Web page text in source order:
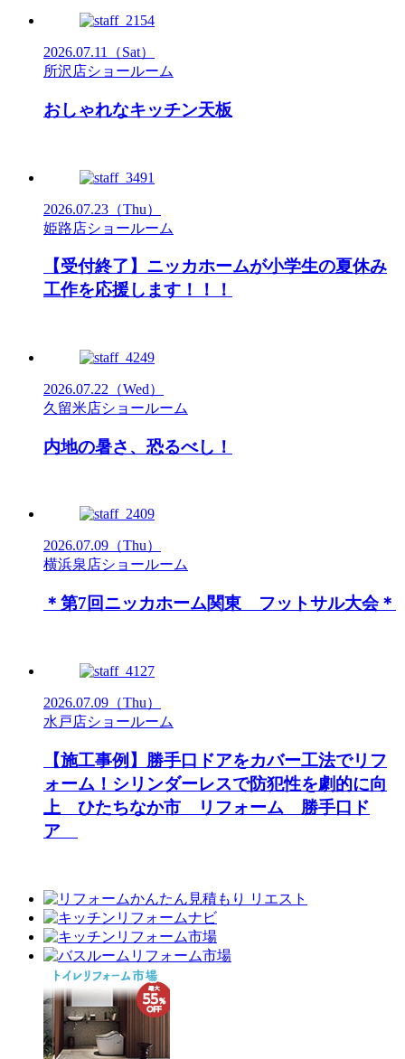
2026.07.11
（Sat）
所沢店ショールーム
おしゃれなキッチン天板
2026.07.23 （Thu）
姫路店ショールーム
【受付終了】ニッカホームが小学生の夏休み
工作を応援します！！！
2026.07.22 （Wed）
久留米店ショールーム
内地の暑さ、恐るべし！
2026.07.09 （Thu）
横浜泉店ショールーム
＊第7回ニッカホーム関東 フットサル大会＊
2026.07.09 （Thu）
水戸店ショールーム
【施工事例】勝手口ドアをカバー工法でリフ
ォーム！シリンダーレスで防犯性を劇的に向
上 ひたちなか市 リフォーム 勝手口ド
ア